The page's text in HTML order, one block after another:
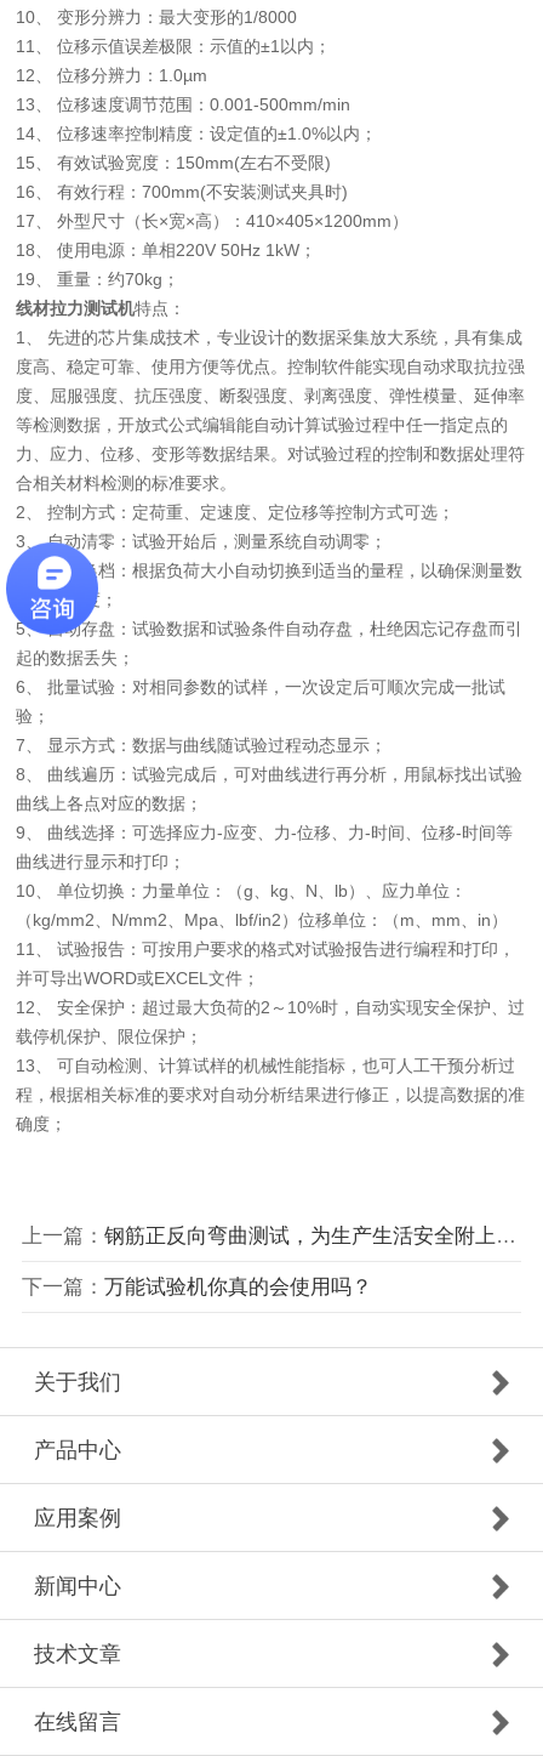
10、 变形分辨力：最大变形的1/8000
11、 位移示值误差极限：示值的±1以内；
12、 位移分辨力：1.0µm
13、 位移速度调节范围：0.001-500mm/min
14、 位移速率控制精度：设定值的±1.0%以内；
15、 有效试验宽度：150mm(左右不受限)
16、 有效行程：700mm(不安装测试夹具时)
17、 外型尺寸（长×宽×高）：410×405×1200mm）
18、 使用电源：单相220V 50Hz 1kW；
19、 重量：约70kg；
线材拉力测试机特点：
1、 先进的芯片集成技术，专业设计的数据采集放大系统，具有集成
度高、稳定可靠、使用方便等优点。控制软件能实现自动求取抗拉强
度、屈服强度、抗压强度、断裂强度、剥离强度、弹性模量、延伸率
等检测数据，开放式公式编辑能自动计算试验过程中任一指定点的
力、应力、位移、变形等数据结果。对试验过程的控制和数据处理符
合相关材料检测的标准要求。
2、 控制方式：定荷重、定速度、定位移等控制方式可选；
3、 自动清零：试验开始后，测量系统自动调零；
4、 自动换档：根据负荷大小自动切换到适当的量程，以确保测量数
据的准确度；
5、 自动存盘：试验数据和试验条件自动存盘，杜绝因忘记存盘而引
起的数据丢失；
6、 批量试验：对相同参数的试样，一次设定后可顺次完成一批试
验；
7、 显示方式：数据与曲线随试验过程动态显示；
8、 曲线遍历：试验完成后，可对曲线进行再分析，用鼠标找出试验
曲线上各点对应的数据；
9、 曲线选择：可选择应力-应变、力-位移、力-时间、位移-时间等
曲线进行显示和打印；
10、 单位切换：力量单位：（g、kg、N、lb）、应力单位：
（kg/mm2、N/mm2、Mpa、lbf/in2）位移单位：（m、mm、in）
11、 试验报告：可按用户要求的格式对试验报告进行编程和打印，
并可导出WORD或EXCEL文件；
12、 安全保护：超过最大负荷的2～10%时，自动实现安全保护、过
载停机保护、限位保护；
13、 可自动检测、计算试样的机械性能指标，也可人工干预分析过
程，根据相关标准的要求对自动分析结果进行修正，以提高数据的准
确度；
上一篇： 钢筋正反向弯曲测试，为生产生活安全附上一份“保险”
下一篇： 万能试验机你真的会使用吗？
关于我们
产品中心
应用案例
新闻中心
技术文章
在线留言